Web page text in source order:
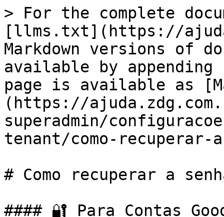
> For the complete
[llms.txt](https://
Markdown versions of
available by
page is available as
(https://
superadmin/
tenant/como-recuperar-
# Como recuperar a
#### 🔐 Para Contas